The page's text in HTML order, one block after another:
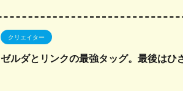
クリエイター
ゼルダとリンクの最強タッグ。最後はひ